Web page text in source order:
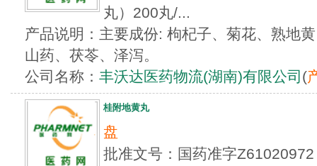
丸）200丸/...
产品说明：主要成份: 枸杞子、菊花、熟地
山药、茯苓、泽泻。
公司名称： 丰沃达医药物流(湖南)有限公司 (
桂附地黄丸
盘
批准文号：国药准字